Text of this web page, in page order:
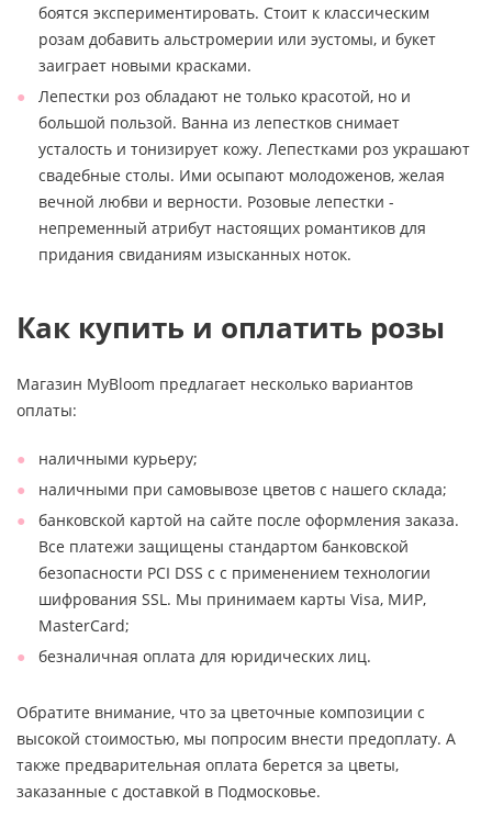
боятся экспериментировать. Стоит к классическим
розам добавить альстромерии или эустомы, и букет
заиграет новыми красками.
Лепестки роз обладают не только красотой, но и
большой пользой. Ванна из лепестков снимает
усталость и тонизирует кожу. Лепестками роз украшают
свадебные столы. Ими осыпают молодоженов, желая
вечной любви и верности. Розовые лепестки -
непременный атрибут настоящих романтиков для
придания свиданиям изысканных ноток.
Как купить и оплатить розы
Магазин MyBloom предлагает несколько вариантов
оплаты:
наличными курьеру;
наличными при самовывозе цветов с нашего склада;
банковской картой на сайте после оформления заказа.
Все платежи защищены стандартом банковской
безопасности PCI DSS с с применением технологии
шифрования SSL. Мы принимаем карты Visa, МИР,
MasterCard;
безналичная оплата для юридических лиц.
Обратите внимание, что за цветочные композиции с
высокой стоимостью, мы попросим внести предоплату. А
также предварительная оплата берется за цветы,
заказанные с доставкой в Подмосковье.